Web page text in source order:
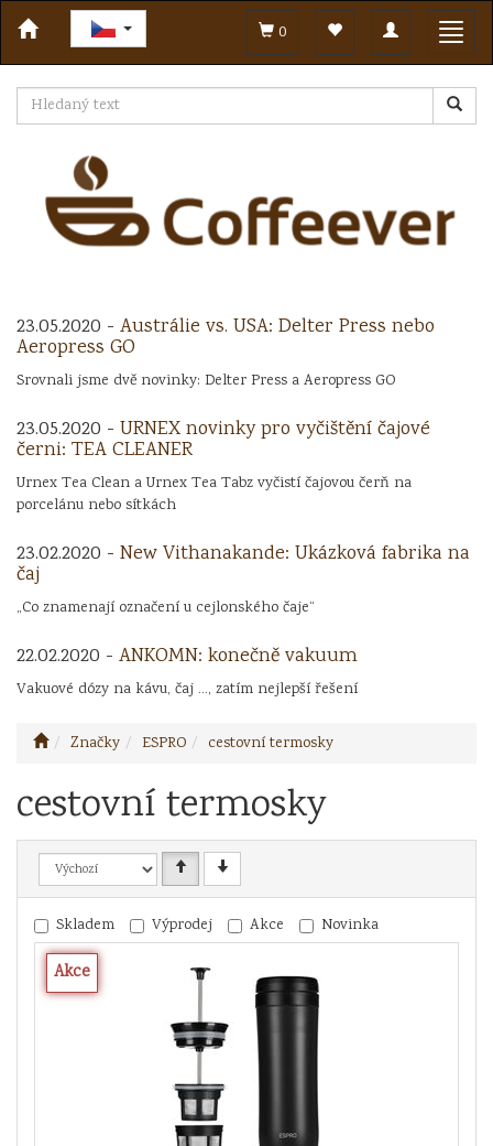
Toggle
navigation
0
23.05.2020 - Austrálie vs. USA: Delter Press nebo
Aeropress GO
Srovnali jsme dvě novinky: Delter Press a Aeropress GO
23.05.2020 - URNEX novinky pro vyčištění čajové
černi: TEA CLEANER
Urnex Tea Clean a Urnex Tea Tabz vyčistí čajovou čerň na
porcelánu nebo sítkách
23.02.2020 - New Vithanakande: Ukázková fabrika na
čaj
„Co znamenají označení u cejlonského čaje“
22.02.2020 - ANKOMN: konečně vakuum
Vakuové dózy na kávu, čaj ..., zatím nejlepší řešení
Značky ESPRO cestovní termosky
cestovní termosky
Skladem Výprodej Akce Novinka
Akce